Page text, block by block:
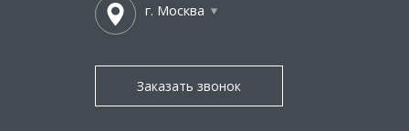
г. Москва
Заказать звонок